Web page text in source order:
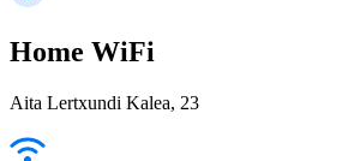
Home WiFi
Aita Lertxundi Kalea, 23